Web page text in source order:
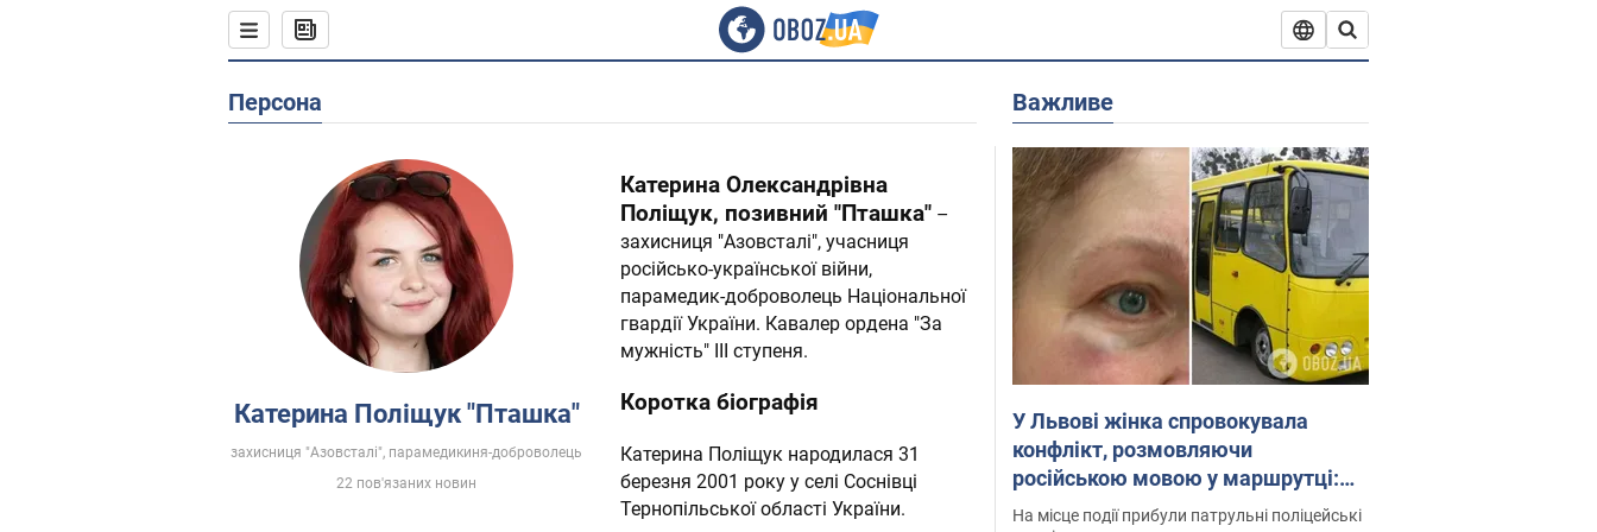
Персона
Катерина Поліщук "Пташка"
захисниця "Азовсталі", парамедикиня-доброволець
22 пов'язаних новин
Катерина Олександрівна
Поліщук, позивний "Пташка" –
захисниця "Азовсталі", учасниця
російсько-української війни,
парамедик-доброволець Національної
гвардії України. Кавалер ордена "За
мужність" III ступеня.
Коротка біографія
Катерина Поліщук народилася 31
березня 2001 року у селі Соснівці
Тернопільської області України.
Важливе
У Львові жінка спровокувала
конфлікт, розмовляючи
російською мовою у маршрутці:
поліція склала адмінпротокол.
На місце події прибули патрульні поліцейські